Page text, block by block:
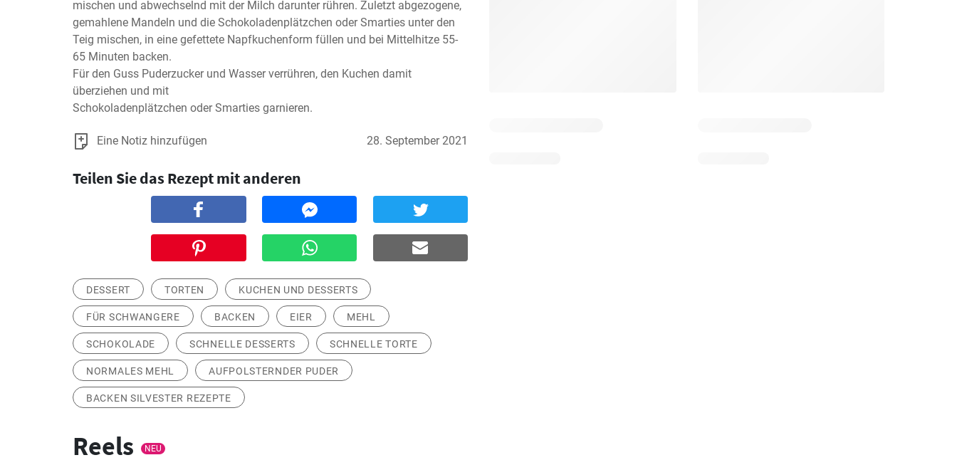
mischen und abwechselnd mit der Milch darunter rühren. Zuletzt abgezogene,
gemahlene Mandeln und die Schokoladenplätzchen oder Smarties unter den
Teig mischen, in eine gefettete Napfkuchenform füllen und bei Mittelhitze 55-
65 Minuten backen.
Für den Guss Puderzucker und Wasser verrühren, den Kuchen damit
überziehen und mit
Schokoladenplätzchen oder Smarties garnieren.
Eine Notiz hinzufügen 28. September 2021
Teilen Sie das Rezept mit anderen
DESSERT TORTEN KUCHEN UND DESSERTS
FÜR SCHWANGERE BACKEN EIER MEHL
SCHOKOLADE SCHNELLE DESSERTS SCHNELLE TORTE
NORMALES MEHL AUFPOLSTERNDER PUDER
BACKEN SILVESTER REZEPTE
Reels NEU